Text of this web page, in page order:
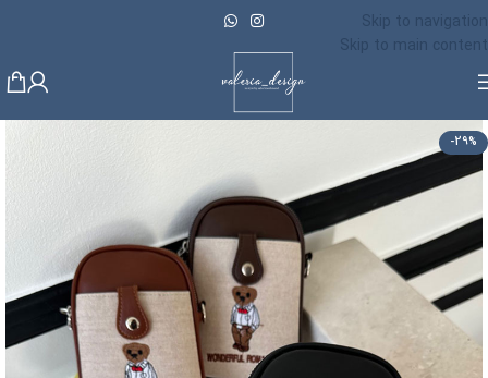
Skip to navigation
Skip to main content
-29%